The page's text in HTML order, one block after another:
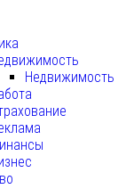
Недвижимость